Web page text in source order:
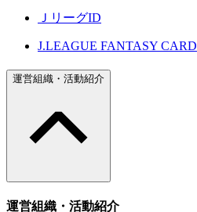
ＪリーグID
J.LEAGUE FANTASY CARD
運営組織・活動紹介
運営組織・活動紹介